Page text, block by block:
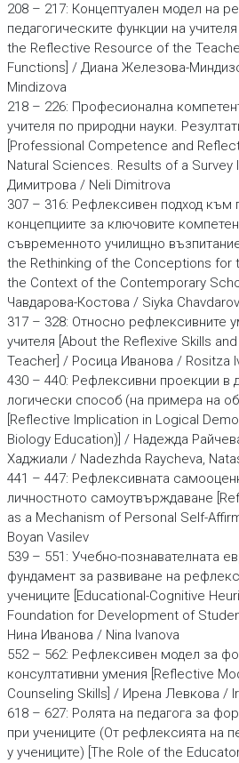
208 – 217: Концептуален модел на
педагогическите функции на
the Reflective Resourcе of the
Functions] / Диана Железова-
Mindizova
218 – 226: Професионална
учителя по природни науки.
[Professional Competence and
Natural Sciences. Results of a Survey
Димитрова / Neli Dimitrova
307 – 316: Рефлексивен подход към
концепциите за ключовите
съвременното училищно
the Rethinking of the Conceptions for
the Context of the Contemporary
Чавдарова-Костова / Siyka
317 – 328: Относно рефлексивните
учителя [About the Reflexive Skills
Teacher] / Росица Иванова / Rositza
430 – 440: Рефлексивни проекции в
логически способ (на примера на
[Reflective Implication in Logical
Biology Education)] / Надежда
Хаджиали / Nadezhda Raycheva,
441 – 447: Рефлексивната
личностното самоутвърждаване
as a Mechanism of Personal Self-
Boyan Vasilev
539 – 551: Учебно-познавателната
фундамент за развиване на
учениците [Educational-Cognitive
Foundation for Development of
Нина Иванова / Nina Ivanova
552 – 562: Рефлексивен модел за
консултативни умения [Reflective
Counseling Skills] / Ирена Левкова /
618 – 627: Ролята на педагога за
при учениците (От рефлексията на
у учениците) [The Role of the